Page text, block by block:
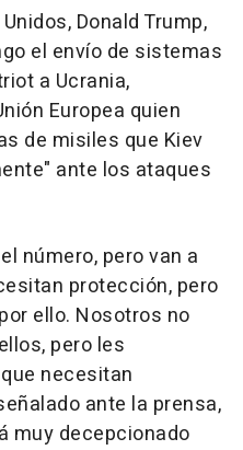
Donald Trump,
el envío de sistemas
a Ucrania,
Europea quien
de misiles que Kiev
ante los ataques
número, pero van a
protección, pero
ello. Nosotros no
pero les
necesitan
ante la prensa,
muy decepcionado